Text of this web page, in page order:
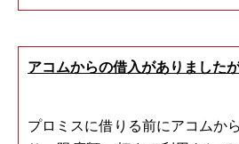
アコムからの借入がありました
プロミスに借りる前にアコムか